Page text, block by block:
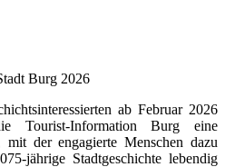
Burg 2026
ab Februar 2026
Tourist-Information Burg eine
mit der engagierte Menschen dazu
jährige Stadtgeschichte lebendig